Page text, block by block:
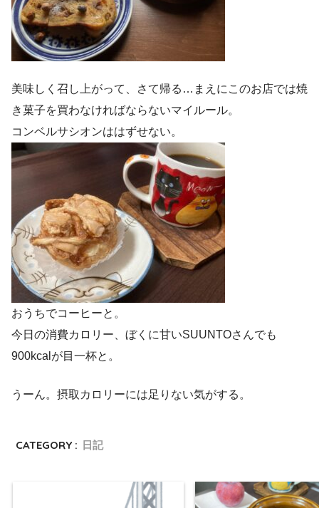
美味しく召し上がって、さて帰る…まえにこのお店では焼
き菓子を買わなければならないマイルール。
コンベルサシオンははずせない。
おうちでコーヒーと。
今日の消費カロリー、ぼくに甘いSUUNTOさんでも
900kcalが目一杯と。
うーん。摂取カロリーには足りない気がする。
CATEGORY : 日記